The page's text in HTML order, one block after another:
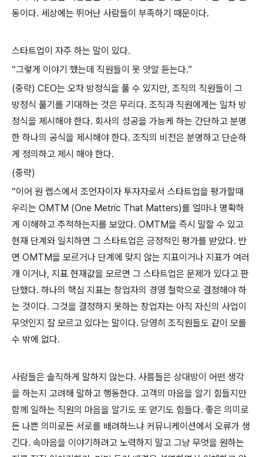
동이다. 세상에는 뛰어난 사람들이 부족하기 때문이다.
스타트업이 자주 하는 말이 있다.
“그렇게 이야기 했는데 직원들이 못 앗알 듣는다.”
(중략) CEO는 오차 방정식을 풀 수 있지만, 조직의 직원들이 그
방정식 풀기를 기대하는 것은 무리다. 조직과 직원에게는 일차 방
정식을 제시해야 한다. 회사의 성공을 가능케 하는 간단하고 분명
한 하나의 공식을 제시해야 한다. 조직의 비전은 분명하고 단순하
게 정의하고 제시 해야 한다.
(중략)
“이어 원 랩스에서 조언자이자 투자자로서 스타트업을 평가할때
우리는 OMTM (One Metric That Matters)를 얼마나 명확하
게 이해하고 추적하는지를 보았다. OMTM을 즉시 말할 수 있고
현재 단계와 일치하면 그 스타트업은 긍정적인 평가를 받았다. 반
면 OMTM을 모르거나 단계에 맞지 않는 지표이거나 지표가 여러
개 이거나, 지표 현재값을 모르면 그 스타트업은 문제가 있다고 판
단했다. 하나의 핵심 지표는 창업자의 경영 철학으로 결정해야 하
는 것이다. 그것을 결정하지 못하는 창업자는 아직 자신의 사업이
무엇인지 잘 모르고 있다는 말이다. 당영히 조직원들도 같이 모를
수 밖에 없다.
사람들은 솔직하게 말하지 않는다. 사름들은 상대방이 어떤 생각
을 하는지 고려해 말하고 행동한다. 고객의 마음을 알기 힘들지만
함께 일하는 직원의 마음을 알기도 또 얻기도 힘들다. 좋은 의미로
든 나쁜 의미로든 서로를 배려하느냐 커뮤니케이션에서 오류가 생
긴다. 속마음을 이야기하려고 노력하지 말고 그냥 무엇을 원하는